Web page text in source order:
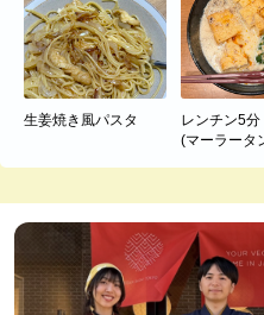
生姜焼き風パスタ
レンチン5分
(マーラータ